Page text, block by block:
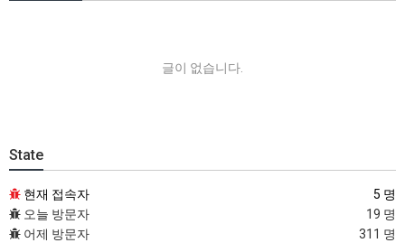
글이 없습니다.
State
현재 접속자
5 명
오늘 방문자
19 명
어제 방문자
311 명